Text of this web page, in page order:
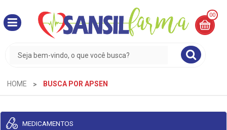
00
CESTA
R$
0,00
HOME BUSCA POR APSEN
MEDICAMENTOS